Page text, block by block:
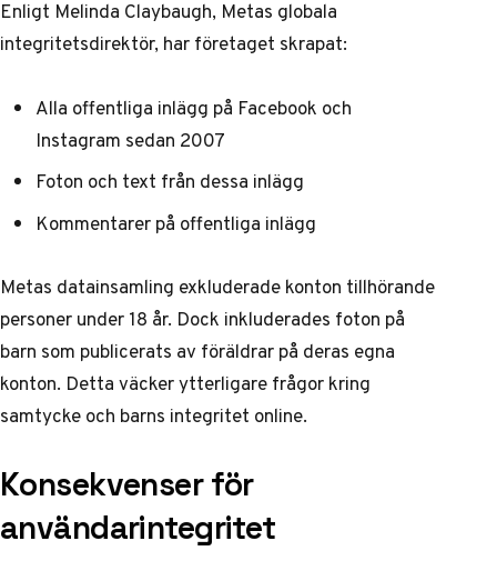
Enligt Melinda Claybaugh, Metas globala
integritetsdirektör, har företaget skrapat:
Alla offentliga inlägg på Facebook och
Instagram sedan 2007
Foton och text från dessa inlägg
Kommentarer på offentliga inlägg
Metas datainsamling exkluderade konton tillhörande
personer under 18 år. Dock inkluderades foton på
barn som publicerats av föräldrar på deras egna
konton. Detta väcker ytterligare frågor kring
samtycke och barns integritet online.
Konsekvenser för
användarintegritet